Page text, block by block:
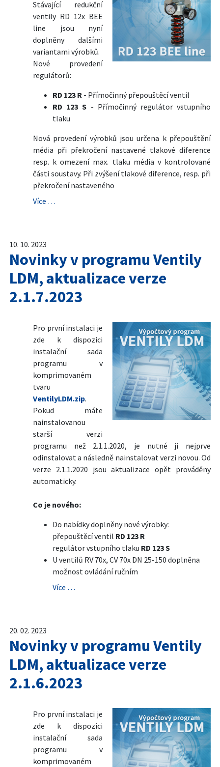
Stávající redukční
ventily RD 12x BEE
line jsou nyní
doplněny dalšími
variantami výrobků.
Nové provedení
regulátorů:
RD 123 R - Přímočinný přepouštěcí ventil
RD 123 S - Přímočinný regulátor vstupního
tlaku
Nová provedení výrobků jsou určena k přepouštění
média při překročení nastavené tlakové diference
resp. k omezení max. tlaku média v kontrolované
části soustavy. Při zvýšení tlakové diference, resp. při
překročení nastaveného
Více …
10. 10. 2023
Novinky v programu Ventily
LDM, aktualizace verze
2.1.7.2023
Pro první instalaci je
zde k dispozici
instalační sada
programu v
komprimovaném
tvaru
VentilyLDM.zip.
Pokud máte
nainstalovanou
starší verzi
programu než 2.1.1.2020, je nutné ji nejprve
odinstalovat a následně nainstalovat verzi novou. Od
verze 2.1.1.2020 jsou aktualizace opět prováděny
automaticky.
Co je nového:
Do nabídky doplněny nové výrobky:
přepouštěcí ventil RD 123 R
regulátor vstupního tlaku RD 123 S
U ventilů RV 70x, CV 70x DN 25-150 doplněna
možnost ovládání ručním
Více …
20. 02. 2023
Novinky v programu Ventily
LDM, aktualizace verze
2.1.6.2023
Pro první instalaci je
zde k dispozici
instalační sada
programu v
komprimovaném